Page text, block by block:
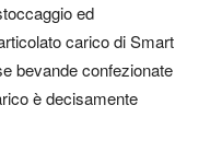
ed
carico di Smart
bevande confezionate
è decisamente